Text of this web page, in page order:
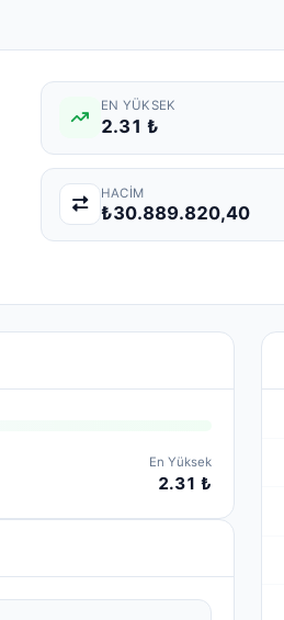
EN YÜKSEK
2.31 ₺
HACIM
₺30.889.820,40
En Yüksek
2.31 ₺